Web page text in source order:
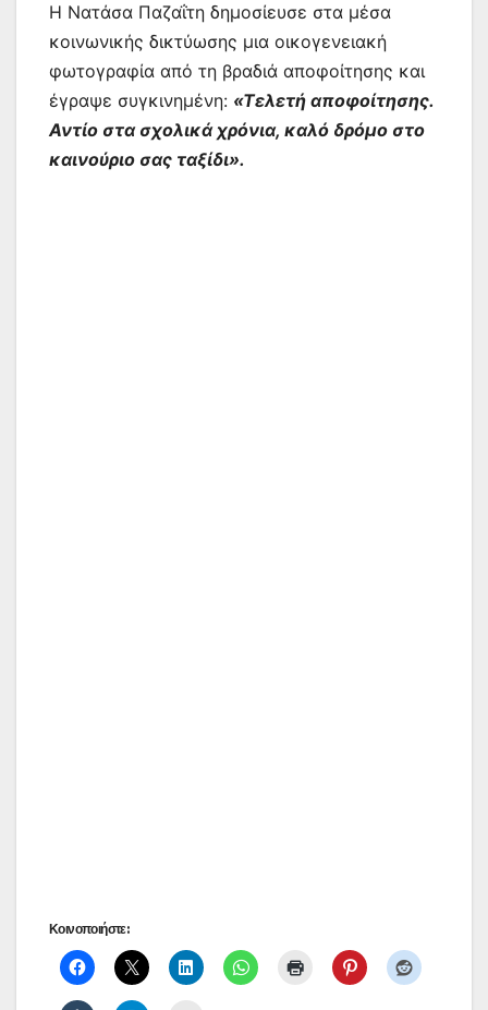
Η Νατάσα Παζαΐτη δημοσίευσε στα μέσα
κοινωνικής δικτύωσης μια οικογενειακή
φωτογραφία από τη βραδιά αποφοίτησης και
έγραψε συγκινημένη: «Τελετή αποφοίτησης.
Αντίο στα σχολικά χρόνια, καλό δρόμο στο
καινούριο σας ταξίδι».
Κοινοποιήστε: